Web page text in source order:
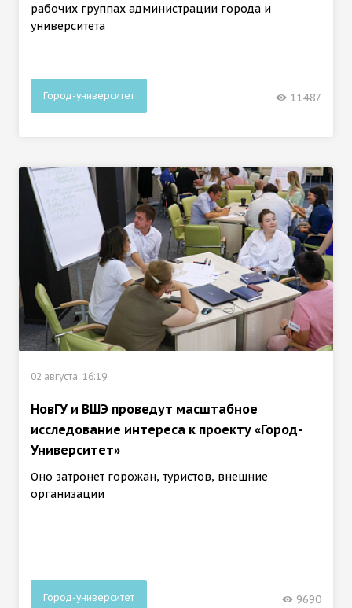
рабочих группах администрации города и
университета
Город-университет 11487
02 августа, 16:19
НовГУ и ВШЭ проведут масштабное
исследование интереса к проекту «Город-
Университет»
Оно затронет горожан, туристов, внешние
организации
Город-университет 9690